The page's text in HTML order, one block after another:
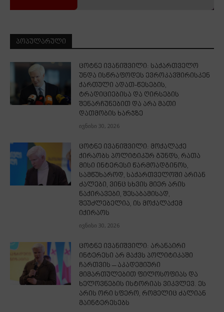
ᲞᲝᲞᲣᲚᲐᲠᲣᲚᲘ
ცოტნე ივანიშვილი: საქართველო
უნდა ისწრაფოდეს ევროკავშირისკენ
ქართული ადათ-წესების,
ტრადიციებისა და ღირსების
შენარჩუნებით და არა მათი
დათმობის ხარჯზე
ივნისი 30, 2026
ცოტნე ივანიშვილი: მოქალაქე
ქირაობს პოლიტიკურ გუნდს, რათა
მისი ინტერესი წარმოადგინოს,
სამწუხაროდ, საქართველოში არიან
ძალები, ვინც სხვის მიერ არის
ნაქირავები, შესაბამისად,
შეუძლებელია, ის მოქალაქემ
იქირაოს
ივნისი 30, 2026
ცოტნე ივანიშვილი: არანაირი
ინტერესი არ მაქვს პოლიტიკაში
ჩართვის – აკადემიური
მიმართულებით ფილოსოფიას და
ხელოვნების ისტორიას ვიკვლევ. ეს
არის ორი სფერო, რომელიც ძალიან
მაინტერესებს